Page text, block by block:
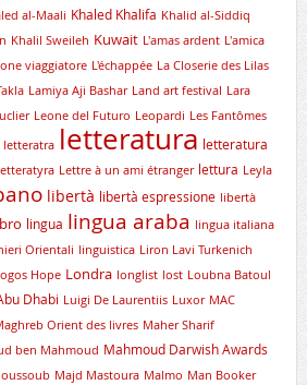
al-Maali Khaled Khalifa Khalid al-Siddiq
Khalil Sweileh Kuwait L'amas ardent L'amica
viaggiatore L'échappée La Closerie des Lilas
Lamiya Aji Bashar Land art festival Lara
Leone del Futuro Leopardi Les Fantômes
letteratra letteratura letteratura
Lettre à un ami étranger lettura Leyla
libertà libertà espressione libertà
lingua lingua araba lingua italiana
Orientali linguistica Liron Lavi Turkenich
Hope Londra longlist lost Loubna Batoul
Dhabi Luigi De Laurentiis Luxor MAC
Orient des livres Maher Sharif
ben Mahmoud Mahmoud Darwish Awards
Majd Mastoura Malmo Man Booker